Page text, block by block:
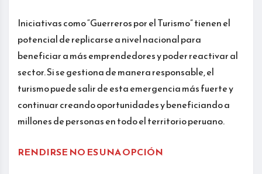
Iniciativas como “Guerreros por el Turismo” tienen el
potencial de replicarse a nivel nacional para
beneficiar a más emprendedores y poder reactivar al
sector. Si se gestiona de manera responsable, el
turismo puede salir de esta emergencia más fuerte y
continuar creando oportunidades y beneficiando a
millones de personas en todo el territorio peruano.
RENDIRSE NO ES UNA OPCIÓN